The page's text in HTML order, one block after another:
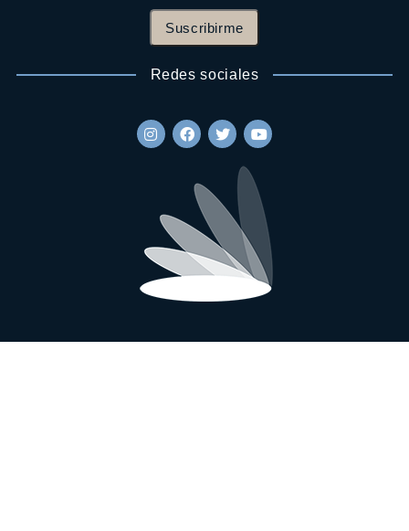
Suscribirme
Redes sociales